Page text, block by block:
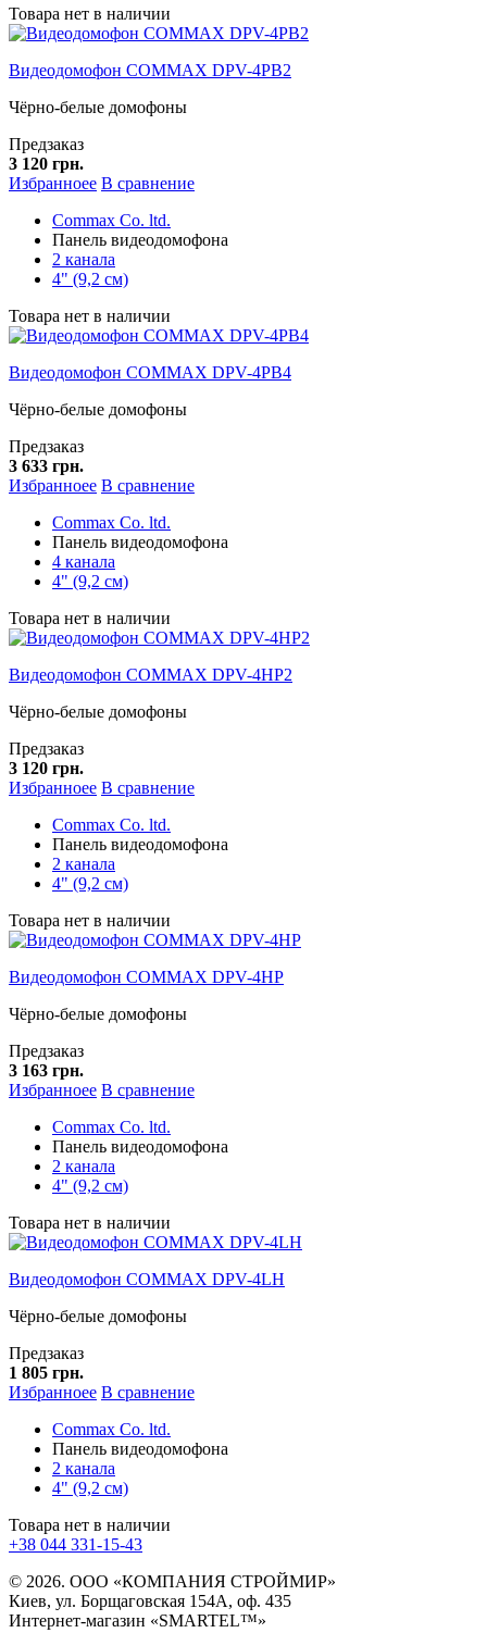
Товара нет в наличии
Видеодомофон COMMAX DPV-4PB2
Чёрно-белые домофоны
Предзаказ
3 120 грн.
Избранноее В сравнение
Commax Co. ltd.
Панель видеодомофона
2 канала
4" (9,2 см)
Товара нет в наличии
Видеодомофон COMMAX DPV-4PB4
Чёрно-белые домофоны
Предзаказ
3 633 грн.
Избранноее В сравнение
Commax Co. ltd.
Панель видеодомофона
4 канала
4" (9,2 см)
Товара нет в наличии
Видеодомофон COMMAX DPV-4HP2
Чёрно-белые домофоны
Предзаказ
3 120 грн.
Избранноее В сравнение
Commax Co. ltd.
Панель видеодомофона
2 канала
4" (9,2 см)
Товара нет в наличии
Видеодомофон COMMAX DPV-4HP
Чёрно-белые домофоны
Предзаказ
3 163 грн.
Избранноее В сравнение
Commax Co. ltd.
Панель видеодомофона
2 канала
4" (9,2 см)
Товара нет в наличии
Видеодомофон COMMAX DPV-4LH
Чёрно-белые домофоны
Предзаказ
1 805 грн.
Избранноее В сравнение
Commax Co. ltd.
Панель видеодомофона
2 канала
4" (9,2 см)
Товара нет в наличии
+38 044 331-15-43
© 2026. ООО «КОМПАНИЯ СТРОЙМИР»
Киев, ул. Борщаговская 154А, оф. 435
Интернет-магазин «SMARTEL™»